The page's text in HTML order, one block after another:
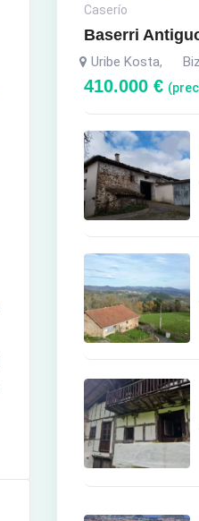
Caserío
Baserri
Uribe Kosta,
410.000 €